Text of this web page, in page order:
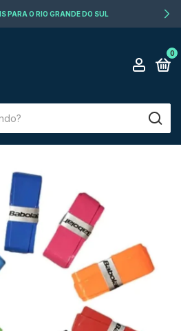
PARA O RIO GRANDE DO SUL
0